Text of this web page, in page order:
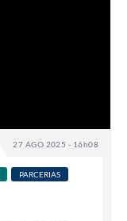
27 AGO 2025 - 16h08
PARCERIAS